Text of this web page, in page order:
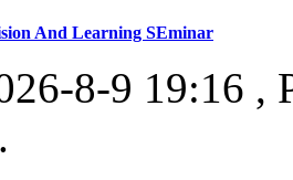
And Learning SEminar
8-9 19:16 ,